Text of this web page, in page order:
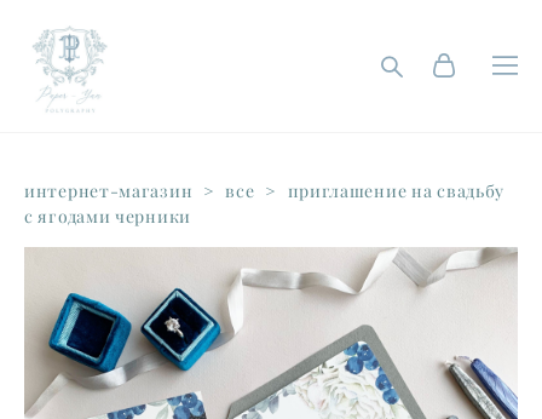
интернет-магазин > все >
приглашение на свадьбу
с ягодами черники